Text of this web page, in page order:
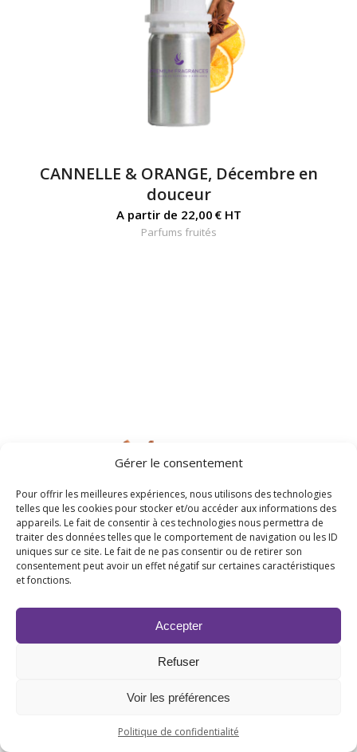
Gérer le consentement
Pour offrir les meilleures expériences, nous utilisons des technologies
telles que les cookies pour stocker et/ou accéder aux informations des
appareils. Le fait de consentir à ces technologies nous permettra de
traiter des données telles que le comportement de navigation ou les ID
uniques sur ce site. Le fait de ne pas consentir ou de retirer son
consentement peut avoir un effet négatif sur certaines caractéristiques
et fonctions.
Accepter
Refuser
Voir les préférences
Politique de confidentialité
CANNELLE & ORANGE, Décembre en
douceur
A partir de 22,00 €HT
Parfums fruités
CANNELLE, Épice noble
A partir de15,50